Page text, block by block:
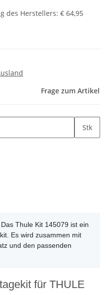
des Herstellers: € 64,95
Frage zum Artikel
Stk
Das Thule Kit 145079 ist ein
Es wird zusammen mit
und den passenden
für THULE